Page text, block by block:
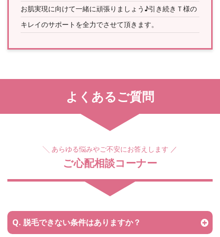
お肌実現に向けて一緒に頑張りましょう♪引き続きＴ様の
キレイのサポートを全力でさせて頂きます。
よくあるご質問
╲ あらゆる悩みやご不安にお答えします ／
ご心配相談コーナー
Q. 脱毛できない条件はありますか？